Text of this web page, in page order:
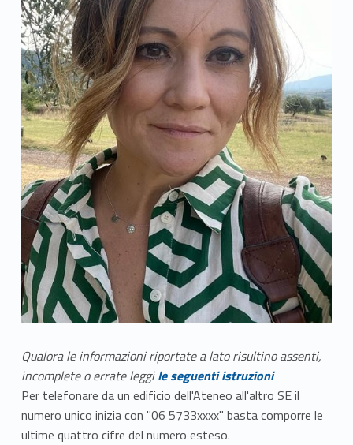
Qualora le informazioni riportate a lato risultino assenti,
incomplete o errate leggile seguenti istruzioni
Per telefonare da un edificio dell'Ateneo all'altro SE il
numero unico inizia con "06 5733xxxx" basta comporre le
ultime quattro cifre del numero esteso.